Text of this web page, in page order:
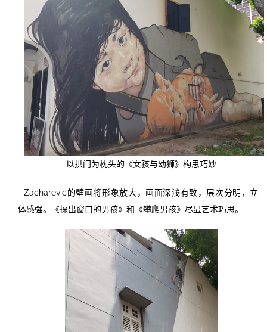
以拱门为枕头的《女孩与幼狮》构思巧妙
Zacharevic的壁画将形象放大，画面深浅有致，层次分明，立
体感强。《探出窗口的男孩》 和《攀爬男孩》尽显艺术巧思。